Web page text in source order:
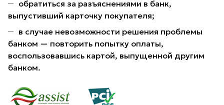
обратиться за разъяснениями в банк,
выпустивший карточку покупателя;
в случае невозможности решения проблемы
банком — повторить попытку оплаты,
воспользовавшись картой, выпущенной другим
банком.